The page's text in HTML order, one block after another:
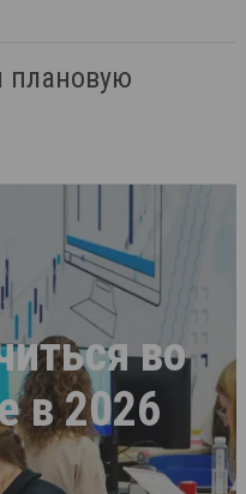
плановую
во
в 2026